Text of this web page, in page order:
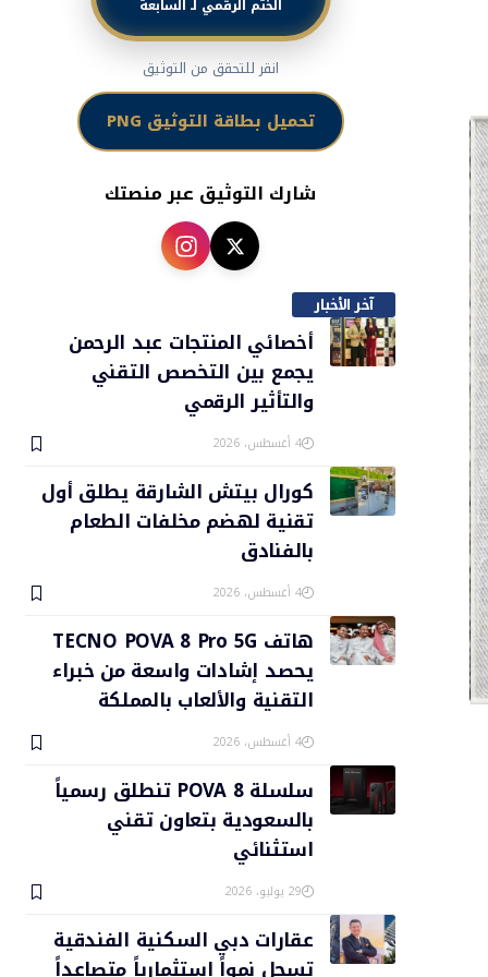
الختم الرقمي لـ السابعة
انقر للتحقق من التوثيق
تحميل بطاقة التوثيق PNG
شارك التوثيق عبر منصتك
آخر الأخبار
أخصائي المنتجات عبد الرحمن
يجمع بين التخصص التقني
والتأثير الرقمي
4 أغسطس، 2026
كورال بيتش الشارقة يطلق أول
تقنية لهضم مخلفات الطعام
بالفنادق
4 أغسطس، 2026
هاتف TECNO POVA 8 Pro 5G
يحصد إشادات واسعة من خبراء
التقنية والألعاب بالمملكة
4 أغسطس، 2026
سلسلة POVA 8 تنطلق رسمياً
بالسعودية بتعاون تقني
استثنائي
29 يوليو، 2026
عقارات دبي السكنية الفندقية
تسجل نمواً استثمارياً متصاعداً